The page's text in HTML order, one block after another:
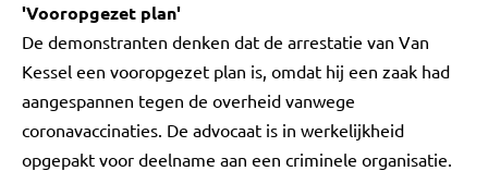
'Vooropgezet plan'
De demonstranten denken dat de arrestatie van Van
Kessel een vooropgezet plan is, omdat hij een zaak had
aangespannen tegen de overheid vanwege
coronavaccinaties. De advocaat is in werkelijkheid
opgepakt voor deelname aan een criminele organisatie.